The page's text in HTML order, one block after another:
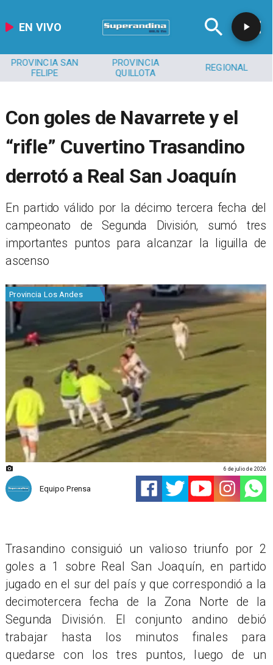
EN VIVO
PROVINCIA SAN
FELIPE
PROVINCIA
QUILLOTA
REGIONAL
Con goles de Navarrete y el
“rifle” Cuvertino Trasandino
derrotó a Real San Joaquín
​En partido válido por la décimo tercera fecha del
campeonato de Segunda División, sumó tres
importantes puntos para alcanzar la liguilla de
ascenso
Provincia Los Andes
Equipo Prensa
6 de julio de 2026
Trasandino consiguió un valioso triunfo por 2
goles a 1 sobre Real San Joaquín, en partido
jugado en el sur del país y que correspondió a la
decimotercera fecha de la Zona Norte de la
Segunda División. El conjunto andino debió
trabajar hasta los minutos finales para
quedarse con los tres puntos, luego de un